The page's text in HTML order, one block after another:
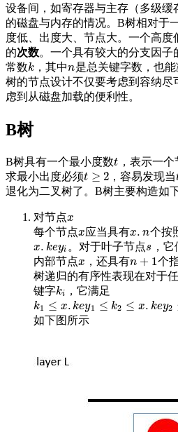
设备间，如寄存器与主存（多级
的磁盘与内存的情况。B树相对于
度低、出度大、节点大。一个高
的次数。一个具有较大的分支因子
常数k
k ，其中n
n 是总关键字数，也
树的节点设计不仅要考虑到容纳
虑到从磁盘加载的便利性。
B树
B树具有一个最小度数t
t ，表示一
求最小出度必须t ≥ 2
t≥2 ，容易发现当t
退化为二叉树了。B树主要构造如
对节点x
x
每个节点x
x应当具有x. n
x.n 个按
x. keyi
x.keyi 。对于叶子节点s
s ，
内部节点x
x ，还具有n + 1
n+1 个
树递归的有序性表现在对于
键字ki
ki ，它满足
k1 ≤ x. key1 ≤ k2 ≤ x. key2
k1 ≤x key1≤k2 ≤x .ke y2 ≤…≤x.k
如下图所示